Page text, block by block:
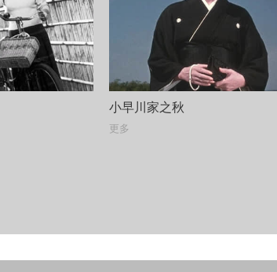
小早川家之秋
更多